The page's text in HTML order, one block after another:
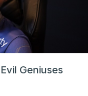
Geniuses